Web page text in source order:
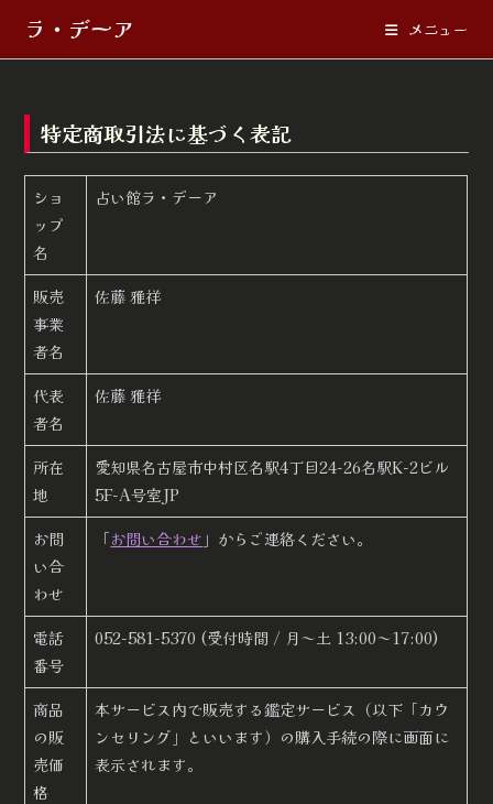
ラ・デーア メニュー
特定商取引法に基づく表記
ショ
ップ
名
占い館ラ・デーア
販売
事業
者名
佐藤 雅祥
代表
者名
佐藤 雅祥
所在
地
愛知県名古屋市中村区名駅4丁目24-26名駅K-2ビル
5F-A号室JP
お問
い合
わせ
「お問い合わせ 」からご連絡ください。
電話
番号
052-581-5370 (受付時間 / 月～土 13:00～17:00)
商品
の販
売価
格
本サービス内で販売する鑑定サービス（以下「カウ
ンセリング」といいます）の購入手続の際に画面に
表示されます。